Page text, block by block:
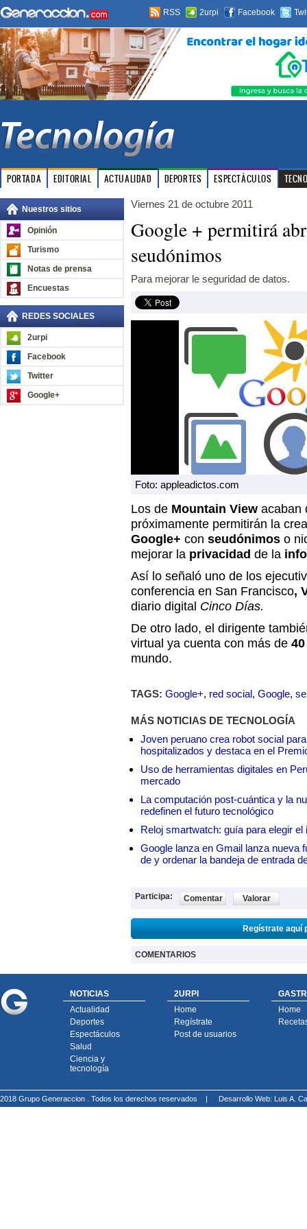
RSS 2urpi Facebook
PORTADA EDITORIAL ACTUALIDAD DEPORTES ESPECTÁCULOS
Nuestros sitios
Opinión
Turismo
Notas de prensa
Encuestas
REDES SOCIALES
2urpi
Facebook
Twitter
Google+
Viernes 21 de octubre 2011
Google + permitirá
seudónimos
Para mejorar le seguridad de datos.
Foto: appleadictos.com
Los de Mountain View acaban
próximamente permitirán la
Google+ con seudónimos o
mejorar la privacidad de la
Así lo señaló uno de los
conferencia en San Francisco,
diario digital Cinco Días.
De otro lado, el dirigente
virtual ya cuenta con más de
mundo.
TAGS: Google+, red social, Google,
MÁS NOTICIAS DE TECNOLOGÍA
Joven peruano crea robot social
hospitalizados y destaca en el
Uso de herramientas digitales en
mercado
La computación post-cuántica y la
redefinen el futuro tecnológico
Reloj smartwatch: guía para elegir el
Google lanza en Gmail lanza nueva
de y ordenar la bandeja de entrada
Participa: Comentar Valorar
Regístrate aquí
COMENTARIOS
NOTICIAS
Actualidad
Deportes
Espectáculos
Salud
Ciencia y
tecnología
2URPI
Home
Regístrate
Post de usuarios
Home
2018 Grupo Generaccion . Todos los derechos reservados | Desarrollo Web: Luis